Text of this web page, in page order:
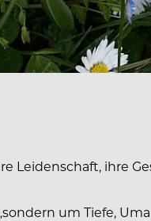
Leidenschaft, ihre
um Tiefe,